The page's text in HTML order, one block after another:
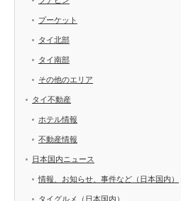
プーケット
タイ北部
タイ南部
その他のエリア
タイ不動産
ホテル情報
不動産情報
日本国内ニュース
情報、お知らせ、事件など（日本国内）
タイグルメ（日本国内）